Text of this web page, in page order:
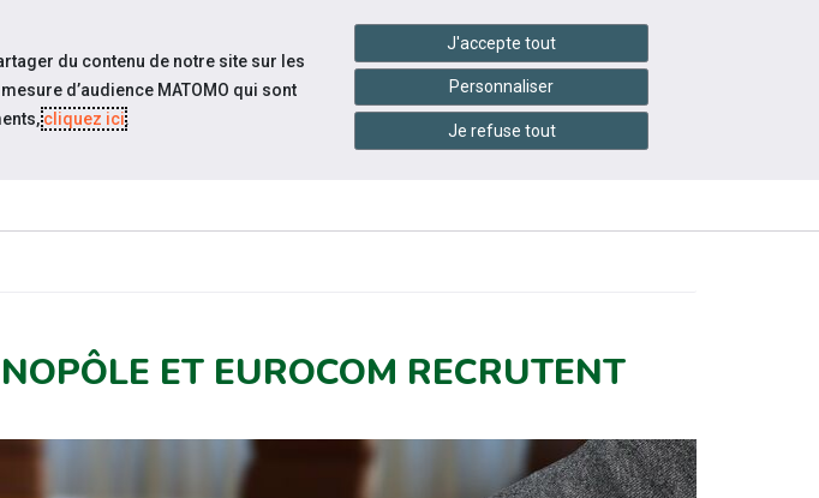
Sites du réseau settings_accessibility Accessibilité
QUI SOMMES-
ÉVÉNEMENTS
PRATIQUES
ET EUROCOM RECRUTENT
du contenu de notre site sur les
d’audience MATOMO qui sont
cliquez ici.
J'accepte tout
Personnaliser
Je refuse tout